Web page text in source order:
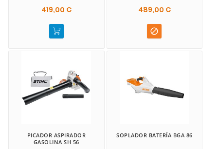
419,00 € 489,00 €

PICADOR ASPIRADOR
GASOLINA SH 56
SOPLADOR BATERÍA BGA 86